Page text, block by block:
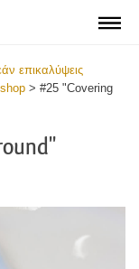
επικαλύψεις
> #25 "Covering